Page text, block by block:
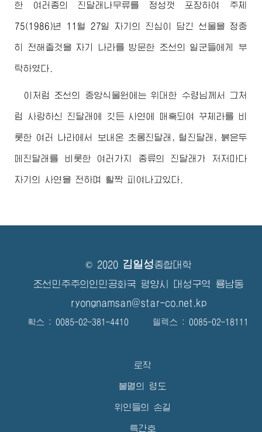
한 여러종의 진달래나무류를 정성껏 포장하여 주체
75(1986)년 11월 27일 자기의 진심이 담긴 선물을 정중
히 전해줄것을 자기 나라를 방문한 조선의 일군들에게 부
탁하였다.
이처럼 조선의 중앙식물원에는위대한 수령님께서 그처
럼 사랑하신 진달래에 깃든 사연에 매혹되여 꾸체라를 비
롯한 여러 나라에서 보내온 초롱진달래, 털진달래, 붉은두
메진달래를 비롯한 여러가지 종류의 진달래가 저저마다
자기의 사연을 전하며 활짝 피여나고있다.
© 2020 김일성종합대학
조선민주주의인민공화국 평양시 대성구역 룡남동
ryongnamsan@star-co.net.kp
확스 : 0085-02-381-4410 텔렉스 : 0085-02-18111
로작
불멸의 령도
위인들의 손길
특간호